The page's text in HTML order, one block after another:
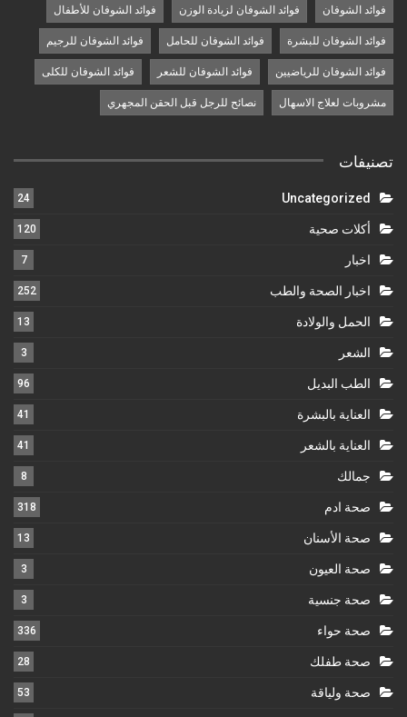
فوائد الشوفان فوائد الشوفان لزيادة الوزن فوائد الشوفان للأطفال
فوائد الشوفان للبشرة فوائد الشوفان للحامل فوائد الشوفان للرجيم
فوائد الشوفان للرياضيين فوائد الشوفان للشعر فوائد الشوفان للكلى
مشروبات لعلاج الاسهال نصائح للرجل قبل الحقن المجهري
تصنيفات
Uncategorized
24
أكلات صحية 120
اخبار 7
اخبار الصحة والطب 252
الحمل والولادة 13
الشعر 3
الطب البديل 96
العناية بالبشرة 41
العناية بالشعر 41
جمالك 8
صحة ادم 318
صحة الأسنان 13
صحة العيون 3
صحة جنسية 3
صحة حواء 336
صحة طفلك 28
صحة ولياقة 53